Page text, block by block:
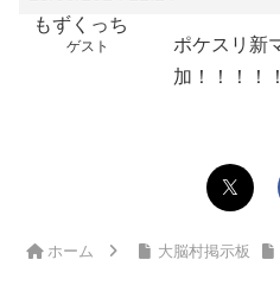
もずくっち
ゲスト
ポケスリ新
加！！！！！
ホーム 大脳村掲示板